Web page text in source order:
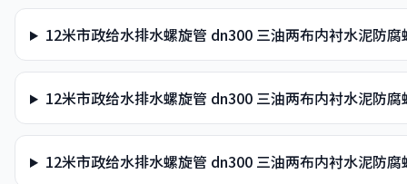
12米市政给水排水螺旋管 dn300 三油两布内衬水泥防
12米市政给水排水螺旋管 dn300 三油两布内衬水泥防
12米市政给水排水螺旋管 dn300 三油两布内衬水泥防